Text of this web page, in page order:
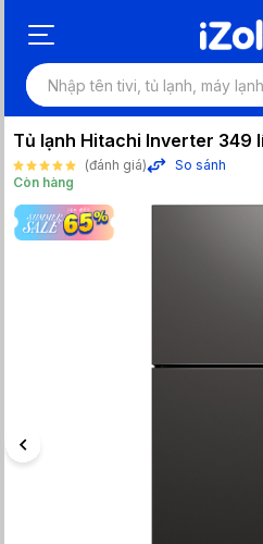
Tủ lạnh Hitachi Inverter 349
(đánh giá)
So sánh
Còn hàng